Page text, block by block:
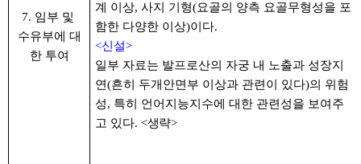
7. 임부 및
수유부에 대
한 투여
계 이상, 사지 기형(요골의 양측 요골무형성을 포
함한 다양한 이상)이다.
<신설>
일부 자료는 발프로산의 자궁 내 노출과 성장지
연(흔히 두개안면부 이상과 관련이 있다)의 위험
성, 특히 언어지능지수에 대한 관련성을 보여주
고 있다. <생략>